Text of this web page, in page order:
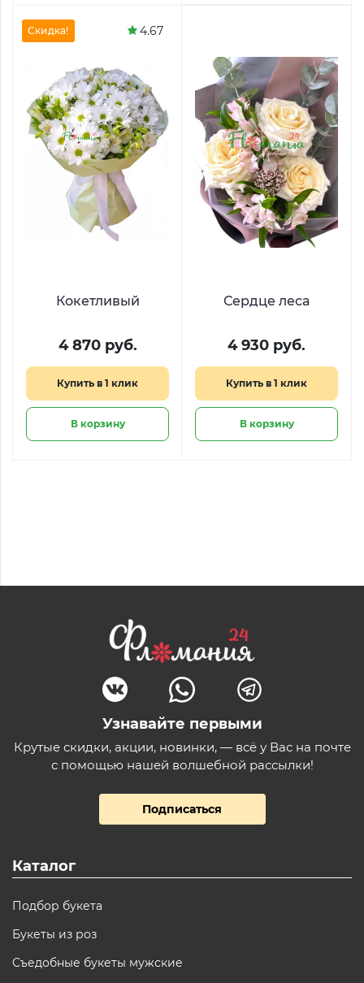
Кокетливый
4 870 руб.
Купить в 1 клик
В корзину
Скидка! 4.67
Сердце леса
4 930 руб.
Купить в 1 клик
В корзину
Узнавайте первыми
Крутые скидки, акции, новинки, — всё у Вас на почте
с помощью нашей волшебной рассылки!
Подписаться
Каталог
Подбор букета
Букеты из роз
Съедобные букеты мужские